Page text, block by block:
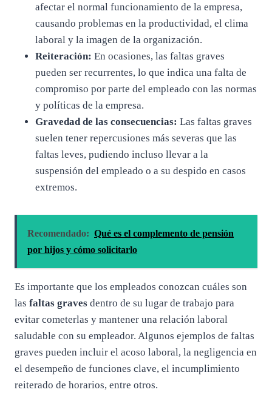
afectar el normal funcionamiento de la empresa,
causando problemas en la productividad, el clima
laboral y la imagen de la organización.
Reiteración: En ocasiones, las faltas graves
pueden ser recurrentes, lo que indica una falta de
compromiso por parte del empleado con las normas
y políticas de la empresa.
Gravedad de las consecuencias: Las faltas graves
suelen tener repercusiones más severas que las
faltas leves, pudiendo incluso llevar a la
suspensión del empleado o a su despido en casos
extremos.
Recomendado: Qué es el complemento de pensión
por hijos y cómo solicitarlo
Es importante que los empleados conozcan cuáles son
las faltas graves dentro de su lugar de trabajo para
evitar cometerlas y mantener una relación laboral
saludable con su empleador. Algunos ejemplos de faltas
graves pueden incluir el acoso laboral, la negligencia en
el desempeño de funciones clave, el incumplimiento
reiterado de horarios, entre otros.